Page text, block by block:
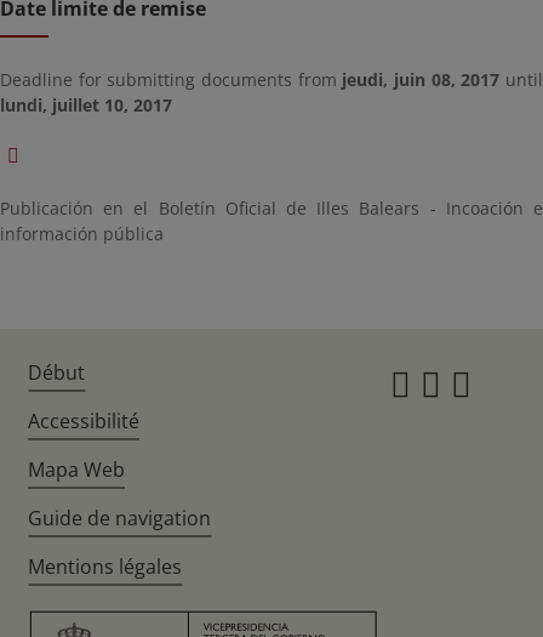
Date limite de remise
Deadline for submitting documents from jeudi, juin 08, 2017 until
lundi, juillet 10, 2017
Publicación en el Boletín Oficial de Illes Balears - Incoación e
información pública
Début
Accessibilité
Mapa Web
Guide de navigation
Mentions légales